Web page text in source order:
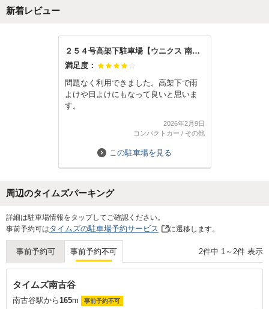
新着レビュー
２５４号高架下駐車場【ウニクス 南古谷 徒歩８分】
満足度：
問題なく利用できました。高架下で雨
よけや日よけにもなって良いと思いま
す。
2026年2月9日
コンパクトカー / その他
この駐車場を見る
周辺のタイムズパーキング
詳細は駐車場情報をタップしてご確認ください。
事前予約可はタイムズの駐車場予約サービス に遷移します。
事前予約可 事前予約不可 2件中 1 ～ 2件 表示
タイムズ南古谷
南古谷駅から165m 事前予約不可